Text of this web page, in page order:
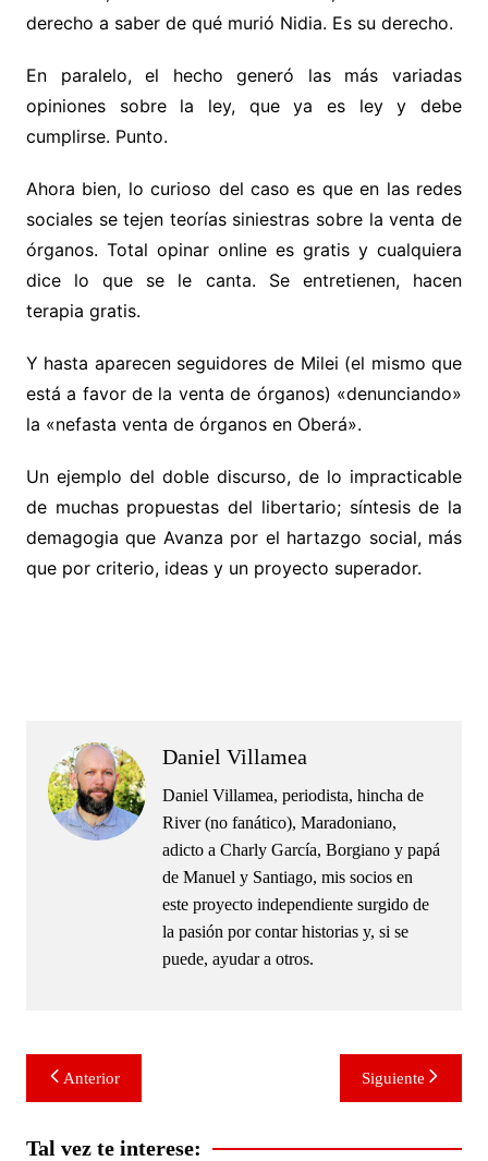
derecho a saber de qué murió Nidia. Es su derecho.
En paralelo, el hecho generó las más variadas
opiniones sobre la ley, que ya es ley y debe
cumplirse. Punto.
Ahora bien, lo curioso del caso es que en las redes
sociales se tejen teorías siniestras sobre la venta de
órganos. Total opinar online es gratis y cualquiera
dice lo que se le canta. Se entretienen, hacen
terapia gratis.
Y hasta aparecen seguidores de Milei (el mismo que
está a favor de la venta de órganos) «denunciando»
la «nefasta venta de órganos en Oberá».
Un ejemplo del doble discurso, de lo impracticable
de muchas propuestas del libertario; síntesis de la
demagogia que Avanza por el hartazgo social, más
que por criterio, ideas y un proyecto superador.
Daniel Villamea
Daniel Villamea, periodista, hincha de
River (no fanático), Maradoniano,
adicto a Charly García, Borgiano y papá
de Manuel y Santiago, mis socios en
este proyecto independiente surgido de
la pasión por contar historias y, si se
puede, ayudar a otros.
Navegación
de
entradas
Anterior Siguiente
Tal vez te interese: